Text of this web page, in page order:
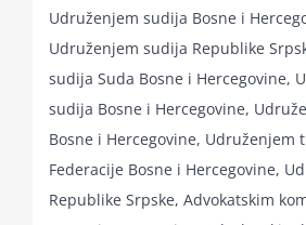
Novosti
Kontakt
Udruženjem sudija Bosne i
Udruženjem sudija Republike
sudija Suda Bosne i Hercegovine,
sudija Bosne i Hercegovine,
Bosne i Hercegovine, Udruženjem
Federacije Bosne i Hercegovine,
Republike Srpske, Advokatskim